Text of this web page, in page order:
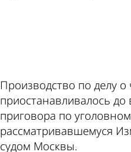
Производство по делу о
приостанавливалось до
приговора по
рассматривавшемуся
судом Москвы.